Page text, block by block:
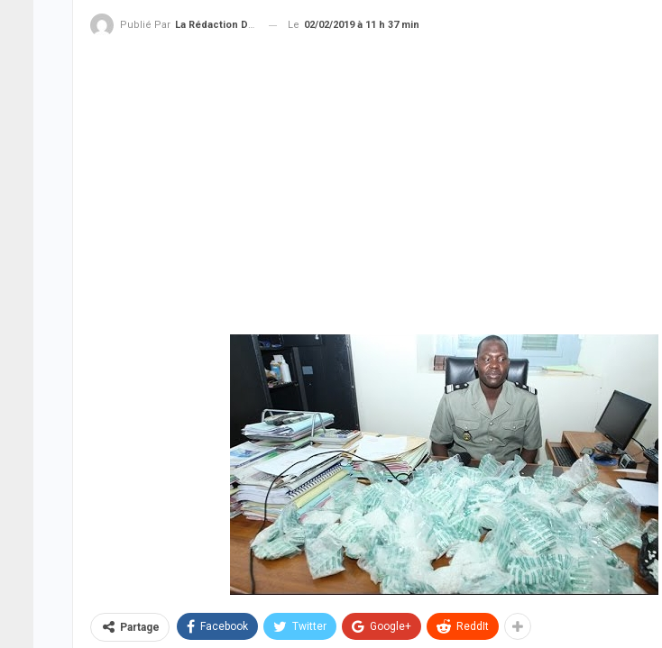
Publié Par La Rédaction De THIEYSENEGAL.com Le 02/02/2019 à 11 h 37 min
Partage Facebook Twitter Google+ ReddIt